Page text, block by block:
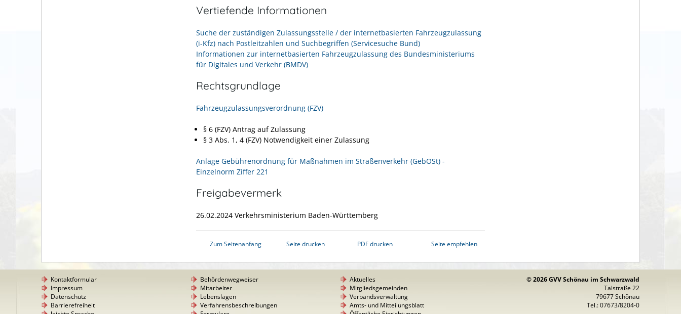
Vertiefende Informationen
Suche der zuständigen Zulassungsstelle / der internetbasierten Fahrzeugzulassung
(i-Kfz) nach Postleitzahlen und Suchbegriffen (Servicesuche Bund)
Informationen zur internetbasierten Fahrzeugzulassung des Bundesministeriums
für Digitales und Verkehr (BMDV)
Rechtsgrundlage
Fahrzeugzulassungsverordnung (FZV)
§ 6 (FZV) Antrag auf Zulassung
§ 3 Abs. 1, 4 (FZV) Notwendigkeit einer Zulassung
Anlage Gebührenordnung für Maßnahmen im Straßenverkehr (GebOSt) -
Einzelnorm Ziffer 221
Freigabevermerk
26.02.2024 Verkehrsministerium Baden-Württemberg
Zum Seitenanfang Seite drucken PDF drucken Seite empfehlen
Kontaktformular
Impressum
Datenschutz
Barrierefreiheit
Behördenwegweiser
Mitarbeiter
Lebenslagen
Verfahrensbeschreibungen
Aktuelles
Mitgliedsgemeinden
Verbandsverwaltung
Amts- und Mitteilungsblatt
© 2026 GVV Schönau im Schwarzwald
Talstraße 22
79677 Schönau
Tel.: 07673/8204-0